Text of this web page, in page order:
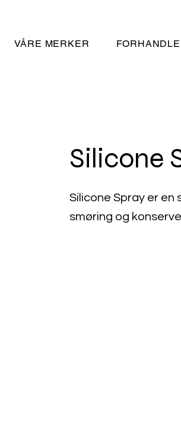
VÅRE MERKER
Silicone
Silicone Spray er
smøring og